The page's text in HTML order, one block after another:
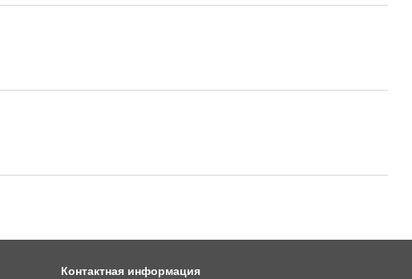
Контактная информация